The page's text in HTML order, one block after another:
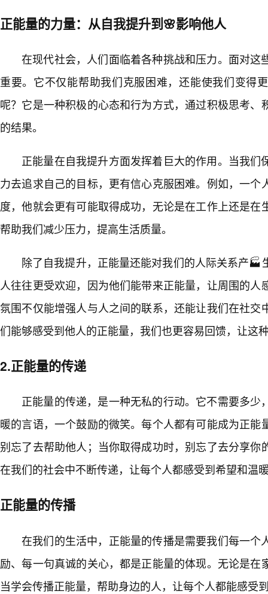
正能量的力量：从自我提升到🌸影响他人
在现代社会，人们面临着各种挑战和压力。面对这
重要。它不仅能帮助我们克服困难，还能使我们变得
呢？它是一种积极的心态和行为方式，通过积极思考、
的结果。
正能量在自我提升方面发挥着巨大的作用。当我们
力去追求自己的目标，更有信心克服困难。例如，一个
度，他就会更有可能取得成功，无论是在工作上还是在
帮助我们减少压力，提高生活质量。
除了自我提升，正能量还能对我们的人际关系产🏭
人往往更受欢迎，因为他们能带来正能量，让周围的人
氛围不仅能增强人与人之间的联系，还能让我们在社交
们能够感受到他人的正能量，我们也更容易回馈，让这
2.正能量的传递
正能量的传递，是一种无私的行动。它不需要多少
暖的言语，一个鼓励的微笑。每个人都有可能成为正能
别忘了去帮助他人；当你取得成功时，别忘了去分享你
在我们的社会中不断传递，让每个人都感受到希望和温
正能量的传播
在我们的生活中，正能量的传播是需要我们每一个
励、每一句真诚的关心，都是正能量的体现。无论是在
当学会传播正能量，帮助身边的人，让每个人都能感受